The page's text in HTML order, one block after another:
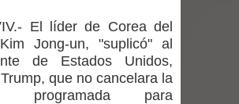
Alta positividad en influenza hace que
expertos reiteren llamado a
vacunarse
El líder de Corea del
Jong-un, "suplicó" al
de Estados Unidos,
que no cancelara la
programada para